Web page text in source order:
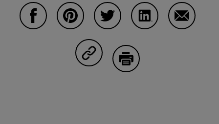
Compartir en Copy Link